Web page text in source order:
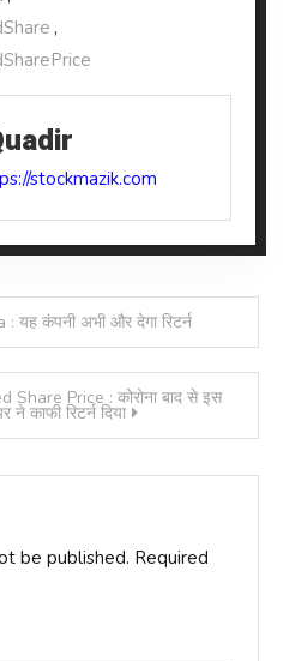
,
stockmazik.com
कंपनी अभी और देगा रिटर्न
Price : कोरोना बाद से इस
काफी रिटर्न दिया
be published. Required